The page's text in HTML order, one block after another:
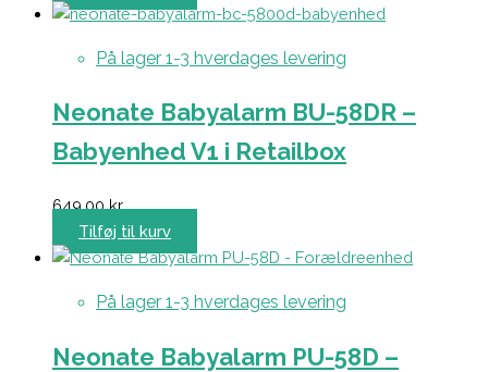
På lager 1-3 hverdages levering
Neonate Babyalarm BU-58DR –
Babyenhed V1 i Retailbox
649,00kr.
Tilføj til kurv
På lager 1-3 hverdages levering
Neonate Babyalarm PU-58D –